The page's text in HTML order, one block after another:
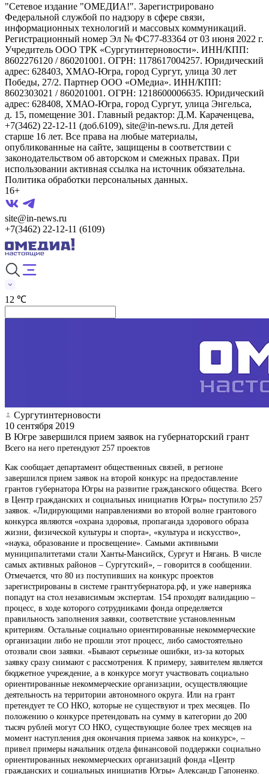
"Сетевое издание "ОМЕДИА!". Зарегистрировано
Федеральной службой по надзору в сфере связи,
информационных технологий и массовых коммуникаций.
Регистрационный номер Эл № ФС77-83364 от 03 июня 2022 г.
Учредитель ООО ТРК «Сургутинтерновости». ИНН/КПП:
8602276120 / 860201001. ОГРН: 1178617004257. Юридический
адрес: 628403, ХМАО-Югра, город Сургут, улица 30 лет
Победы, 27/2. Партнер ООО «ОМедиа». ИНН/КПП:
8602303021 / 860201001. ОГРН: 1218600006635. Юридический
адрес: 628408, ХМАО-Югра, город Сургут, улица Энгельса,
д. 15, помещение 301. Главный редактор: Д.М. Караченцева,
+7(3462) 22-12-11 (доб.6109), site@in-news.ru. Для детей
старше 16 лет. Все права на любые материалы,
опубликованные на сайте, защищены в соответствии с
законодательством об авторском и смежных правах. При
использовании активная ссылка на источник обязательна.
Политика обработки персональных данных.
16+
site@in-news.ru
+7(3462) 22-12-11 (6109)
12 ℃
Сургутинтерновости
10 сентября 2019
В Югре завершился прием заявок на губернаторский грант
Всего на него претендуют 257 проектов
Как сообщает департамент общественных связей, в регионе
завершился прием заявок на второй конкурс на предоставление
грантов губернатора Югры на развитие гражданского общества. Всего
в Центр гражданских и социальных инициатив Югры» поступило 257
заявок. «Лидирующими направлениями во второй волне грантового
конкурса являются «охрана здоровья, пропаганда здорового образа
жизни, физической культуры и спорта», «культура и искусство»,
«наука, образование и просвещение». Самыми активными
муниципалитетами стали Ханты-Мансийск, Сургут и Нягань. В числе
самых активных районов – Сургутский», – говорится в сообщении.
Отмечается, что 80 из поступивших на конкурс проектов
зарегистрированы в системе грантгубернатора.рф, и уже наверняка
попадут на стол независимым экспертам. 154 проходят валидацию –
процесс, в ходе которого сотрудниками фонда определяется
правильность заполнения заявки, соответствие установленным
критериям. Остальные социально ориентированные некоммерческие
организации либо не прошли этот процесс, либо самостоятельно
отозвали свои заявки. «Бывают серьезные ошибки, из-за которых
заявку сразу снимают с рассмотрения. К примеру, заявителем является
бюджетное учреждение, а в конкурсе могут участвовать социально
ориентированные некоммерческие организации, осуществляющие
деятельность на территории автономного округа. Или на грант
претендует те СО НКО, которые не существуют и трех месяцев. По
положению о конкурсе претендовать на сумму в категории до 200
тысяч рублей могут СО НКО, существующие более трех месяцев на
момент наступления дня окончания приема заявок на конкурс», –
привел примеры начальник отдела финансовой поддержки социально
ориентированных некоммерческих организаций фонда «Центр
гражданских и социальных инициатив Югры» Александр Гапоненко.